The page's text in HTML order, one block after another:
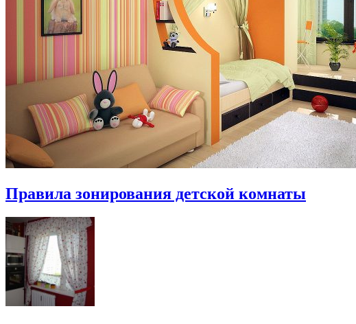
Правила зонирования детской комнаты